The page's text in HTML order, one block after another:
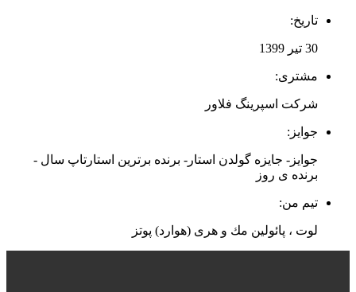
تاریخ:
30 تیر 1399
مشتری:
شرکت اسپرینگ فلاور
جوایز:
جوایز- جایزه گولدن استار- برنده برترین استارتاپ سال -
برنده ی روز
تیم من:
لوت ، پائولین مك و هری (هوارد) پوتز